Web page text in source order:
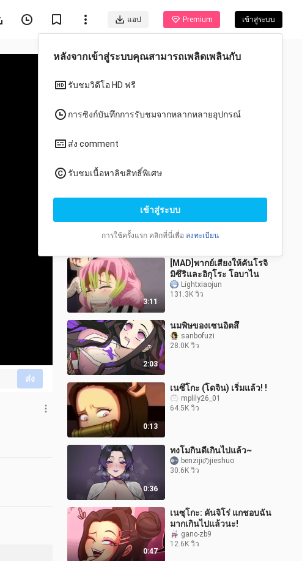
แอป Premium เข้าสู่ระบบ
ส่ง
ทั้งหมด อนิเมะ
0:53
อนิเมะคุณภาพสูง ชิโนบุ
ผีเสื้อใช้กลยุทธ์เล็กน้อย ล้าง
แค้นโทโมงาเอะแบบไร้
บาดแผลเพียงลำพัง —
wusuoweidetaidulaide
293 วิว
3:11
[MAD]พากย์เสียงให้คันโรจิ
มิซึริและอิกุโระ โอบาไน
Lightxiaojun
131.3K วิว
2:03
นมพิษของเซนอิตสึ
sanbofuzi
28.0K วิว
0:13
เนซึโกะ (โดจิน) เริ่มแล้ว! !
mplily26_01
64.5K วิว
0:36
ทงโมกินดีเกินไปแล้ว~
benzijiのjieshuo
30.6K วิว
0:47
เนซุโกะ: คันจิโร่ แกชอบฉัน
มากเกินไปแล้วนะ!
ganc-zb9
12.6K วิว